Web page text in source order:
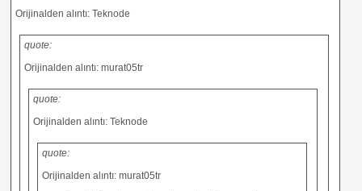
Orijinalden alıntı: Teknode
quote:
Orijinalden alıntı: murat05tr
quote:
Orijinalden alıntı: Teknode
quote:
Orijinalden alıntı: murat05tr